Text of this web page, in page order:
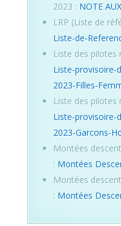
2023 : NOTE
LRP (Liste de
Liste-de-
Liste des pilotes
Liste-provisoire-
2023-Filles-
Liste des pilotes
Liste-provisoire-
2023-Garcons-
Montées
: Montées
Montées
: Montées